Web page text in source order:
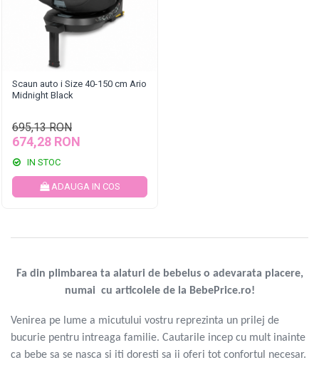
Scaun auto i Size 40-150 cm Ario
Midnight Black
695,13 RON
674,28 RON
IN STOC
ADAUGA IN COS
Fa din plimbarea ta alaturi de bebelus o adevarata placere,
numai cu articolele de la BebePrice.ro!
Venirea pe lume a micutului vostru reprezinta un prilej de
bucurie pentru intreaga familie. Cautarile incep cu mult inainte
ca bebe sa se nasca si iti doresti sa ii oferi tot confortul necesar.